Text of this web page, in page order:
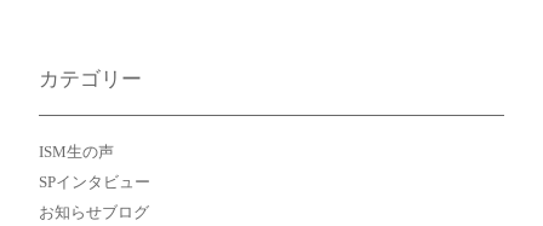
カテゴリー
ISM生の声
SPインタビュー
お知らせブログ